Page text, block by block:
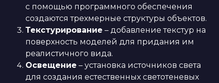
с помощью программного обеспечения
создаются трехмерные структуры объектов.
Текстурирование – добавление текстур на
поверхность моделей для придания им
реалистичного вида.
Освещение – установка источников света
для создания естественных светотеневых